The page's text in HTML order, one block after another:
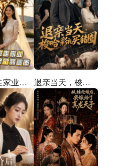
他们抢走家业，我拿下整个翡翠圈 退亲当天，梭哈彩礼买猪圈